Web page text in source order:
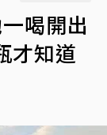
喝開出
才知道